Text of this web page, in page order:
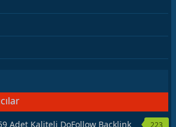
Adet Kaliteli DoFollow Backlink
223